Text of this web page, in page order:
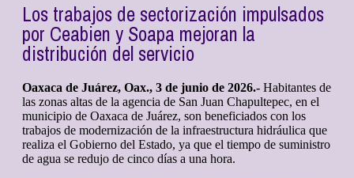
Los trabajos de sectorización impulsados
por Ceabien y Soapa mejoran la
distribución del servicio
Oaxaca de Juárez, Oax., 3 de junio de 2026.- Habitantes de
las zonas altas de la agencia de San Juan Chapultepec, en el
municipio de Oaxaca de Juárez, son beneficiados con los
trabajos de modernización de la infraestructura hidráulica que
realiza el Gobierno del Estado, ya que el tiempo de suministro
de agua se redujo de cinco días a una hora.